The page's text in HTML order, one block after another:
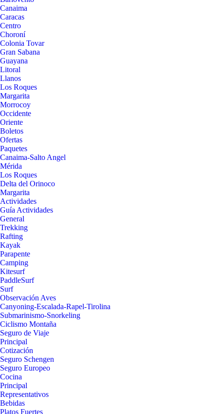
Canaima
Caracas
Centro
Choroní
Colonia Tovar
Gran Sabana
Guayana
Litoral
Llanos
Los Roques
Margarita
Morrocoy
Occidente
Oriente
Boletos
Ofertas
Paquetes
Canaima-Salto Angel
Mérida
Los Roques
Delta del Orinoco
Margarita
Actividades
Guía Actividades
General
Trekking
Rafting
Kayak
Parapente
Camping
Kitesurf
PaddleSurf
Surf
Observación Aves
Canyoning-Escalada-Rapel-Tirolina
Submarinismo-Snorkeling
Ciclismo Montaña
Seguro de Viaje
Principal
Cotización
Seguro Schengen
Seguro Europeo
Cocina
Principal
Representativos
Bebidas
Platos Fuertes